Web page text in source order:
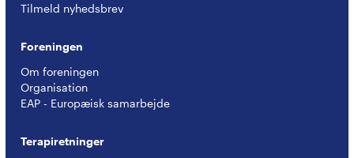
Tilmeld nyhedsbrev
Foreningen
Om foreningen
Organisation
EAP - Europæisk samarbejde
Terapiretninger